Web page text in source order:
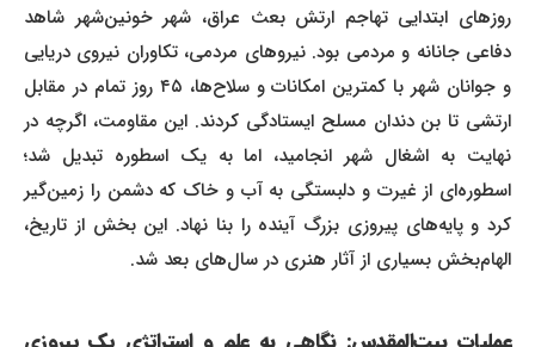
روزهای ابتدایی تهاجم ارتش بعث عراق، شهر خونین‌شهر شاهد
دفاعی جانانه و مردمی بود. نیروهای مردمی، تکاوران نیروی دریایی
و جوانان شهر با کمترین امکانات و سلاح‌ها، ۴۵ روز تمام در مقابل
ارتشی تا بن دندان مسلح ایستادگی کردند. این مقاومت، اگرچه در
نهایت به اشغال شهر انجامید، اما به یک اسطوره تبدیل شد؛
اسطوره‌ای از غیرت و دلبستگی به آب و خاک که دشمن را زمین‌گیر
کرد و پایه‌های پیروزی بزرگ آینده را بنا نهاد. این بخش از تاریخ،
الهام‌بخش بسیاری از آثار هنری در سال‌های بعد شد.